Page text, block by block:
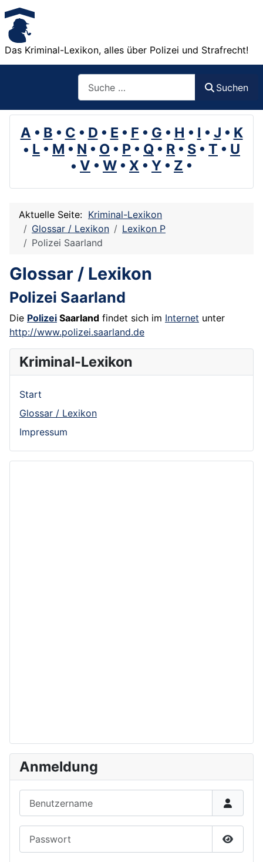
Das Kriminal-Lexikon, alles über Polizei und Strafrecht!
Suchen
A • B • C • D • E • F • G • H • I • J • K
• L • M • N • O • P • Q • R • S • T • U
• V • W • X • Y • Z •
Aktuelle Seite: Kriminal-Lexikon
Glossar / Lexikon
Lexikon P
Polizei Saarland
Glossar / Lexikon
Polizei Saarland
Die Polizei Saarland findet sich im Internet unter
http://www.polizei.saarland.de
Kriminal-Lexikon
Start
Glossar / Lexikon
Impressum
Anmeldung